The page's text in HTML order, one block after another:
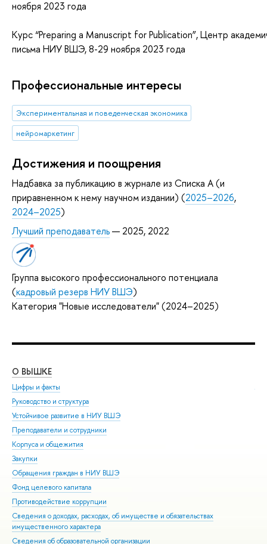
ноября 2023 года
Курс “Preparing a Manuscript for Publication”, Центр
письма НИУ ВШЭ, 8-29 ноября 2023 года
Профессиональные интересы
Экспериментальная и поведенческая экономика
нейромаркетинг
Достижения и поощрения
Надбавка за публикацию в журнале из Списка А (и
приравненном к нему научном издании) (2025–2026,
2024–2025)
Лучший преподаватель— 2025, 2022
Группа высокого профессионального потенциала
(кадровый резерв НИУ ВШЭ)
Категория "Новые исследователи" (2024–2025)
О ВЫШКЕ
Цифры и факты
Руководство и структура
Устойчивое развитие в НИУ ВШЭ
Преподаватели и сотрудники
Корпуса и общежития
Закупки
Обращения граждан в НИУ ВШЭ
Фонд целевого капитала
Противодействие коррупции
Сведения о доходах, расходах, об имуществе и обязательствах
имущественного характера
Сведения об образовательной организации